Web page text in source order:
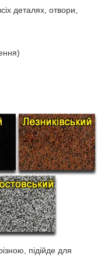
деталях, отвори,
підійде для